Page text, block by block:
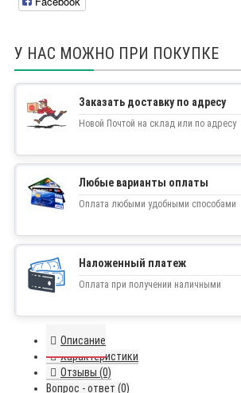
У НАС МОЖНО ПРИ ПОКУПКЕ
Заказать доставку по адресу
Новой Почтой на склад или по адресу
Любые варианты оплаты
Оплата любыми удобными способами
Наложенный платеж
Оплата при получении наличными
Описание
Характеристики
Отзывы (0)
Вопрос - ответ (0)